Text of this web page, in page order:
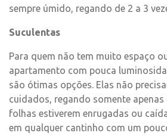
sempre úmido, regando de 2 a 3
Suculentas
Para quem não tem muito espaço
apartamento com pouca
são ótimas opções. Elas não
cuidados, regando somente
folhas estiverem enrugadas ou
em qualquer cantinho com um